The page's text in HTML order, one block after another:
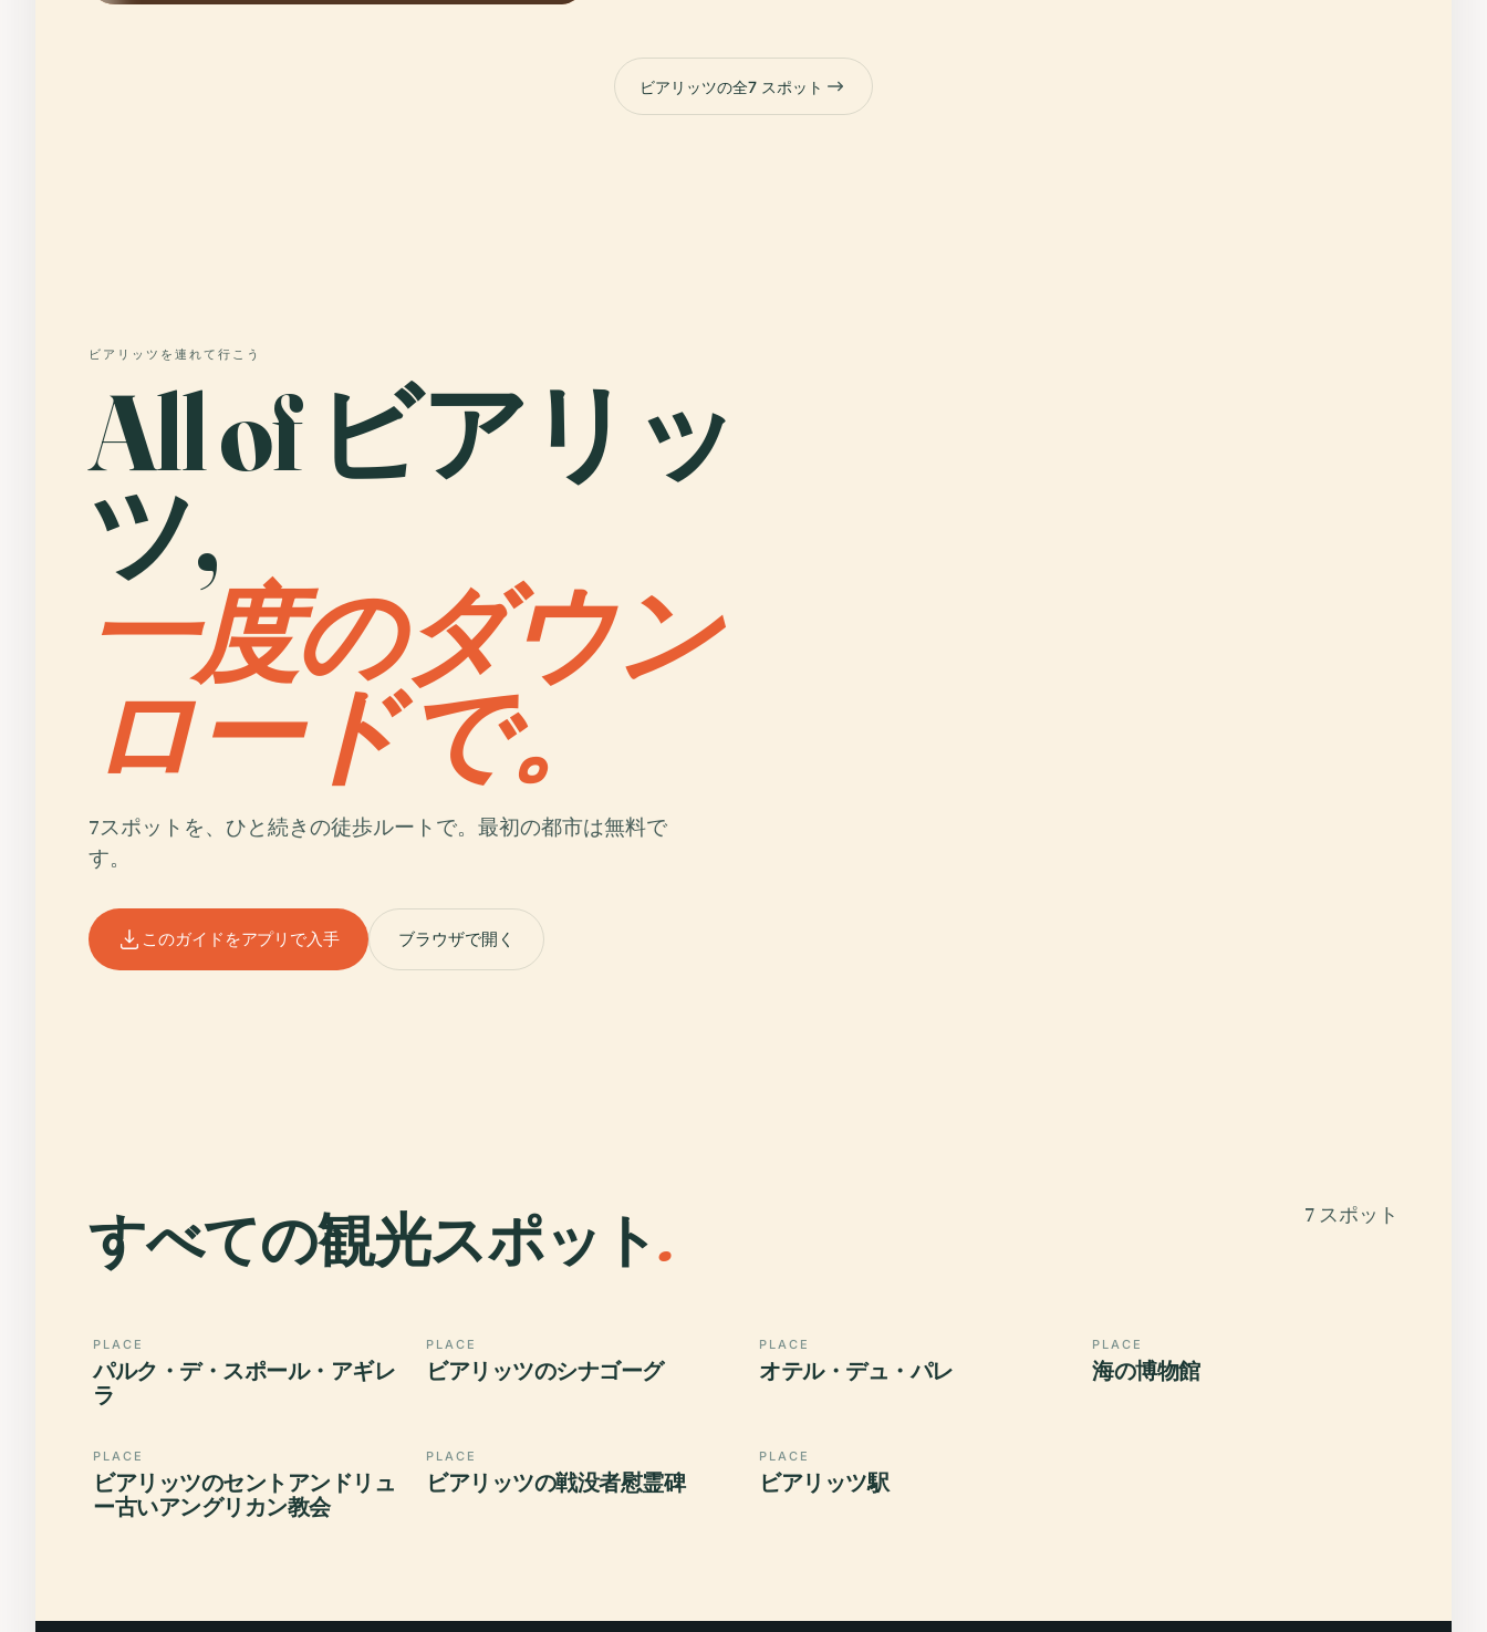
ビアリッツの全7 スポット
ビアリッツを連れて行こう
All of ビアリッ
ツ,
一度のダウン
ロードで。
7スポットを、ひと続きの徒歩ルートで。最初の都市は無料で
す。
このガイドをアプリで入手 ブラウザで開く
すべての観光スポット. 7 スポット
PLACE
パルク・デ・スポール・アギレ
ラ
PLACE
ビアリッツのシナゴーグ
PLACE
オテル・デュ・パレ
PLACE
海の博物館
PLACE
ビアリッツのセントアンドリュ
ー古いアングリカン教会
PLACE
ビアリッツの戦没者慰霊碑
PLACE
ビアリッツ駅